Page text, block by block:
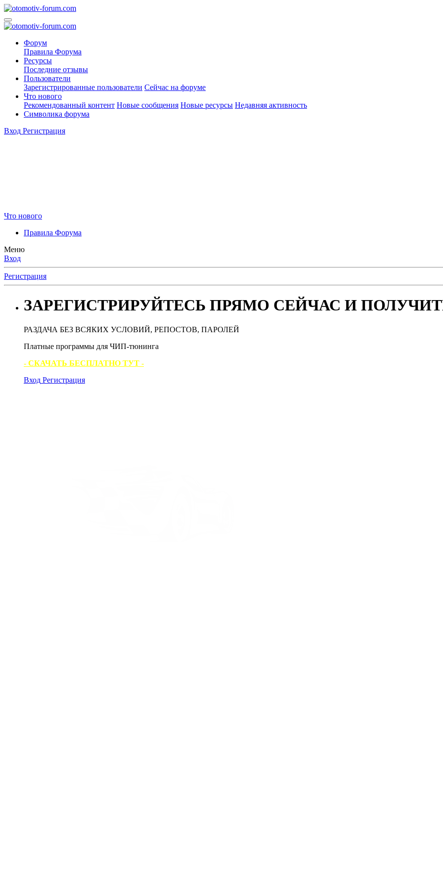
Форум
Правила Форума
Ресурсы
Последние отзывы
Пользователи
Зарегистрированные пользователи Сейчас на форуме
Что нового
Рекомендованный контент Новые сообщения Новые ресурсы Недавняя активность
Символика форума
Вход Регистрация
Что нового
Правила Форума
Меню
Вход
Регистрация
ЗАРЕГИСТРИРУЙТЕСЬ ПРЯМО СЕЙЧАС И
РАЗДАЧА БЕЗ ВСЯКИХ УСЛОВИЙ, РЕПОСТОВ, ПАРОЛЕЙ
Платные программы для ЧИП-тюнинга
- СКАЧАТЬ БЕСПЛАТНО ТУТ -
Вход Регистрация